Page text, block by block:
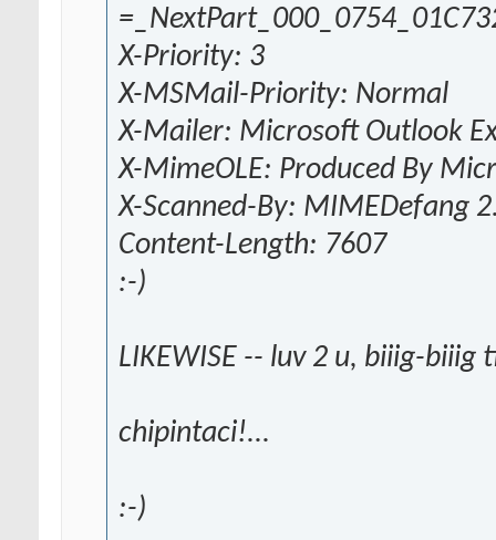
X-Priority: 3
X-MSMail-Priority: Normal
X-Mailer: Microsoft Outlook
X-MimeOLE: Produced By
X-Scanned-By: MIMEDefang
Content-Length: 7607
:-)
LIKEWISE -- luv 2 u, biiig-biiig
chipintaci!...
:-)